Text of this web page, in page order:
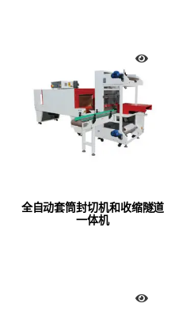
全自动套筒封切机和收缩隧道
一体机